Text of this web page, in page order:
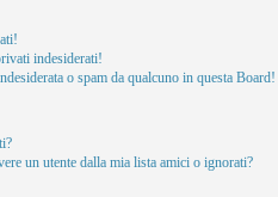
indesiderati!
o spam da qualcuno in questa Board!
un utente dalla mia lista amici o ignorati?